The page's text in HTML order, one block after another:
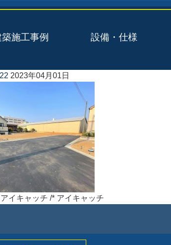
施工事例 設備・仕様
2023年04月01日
イキャッチ /* アイキャッチ